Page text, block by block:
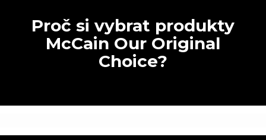
Proč si vybrat produkty
McCain Our Original
Choice?